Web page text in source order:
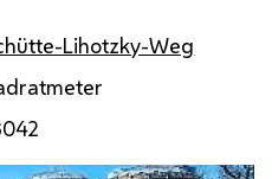
Lihotzky-Weg